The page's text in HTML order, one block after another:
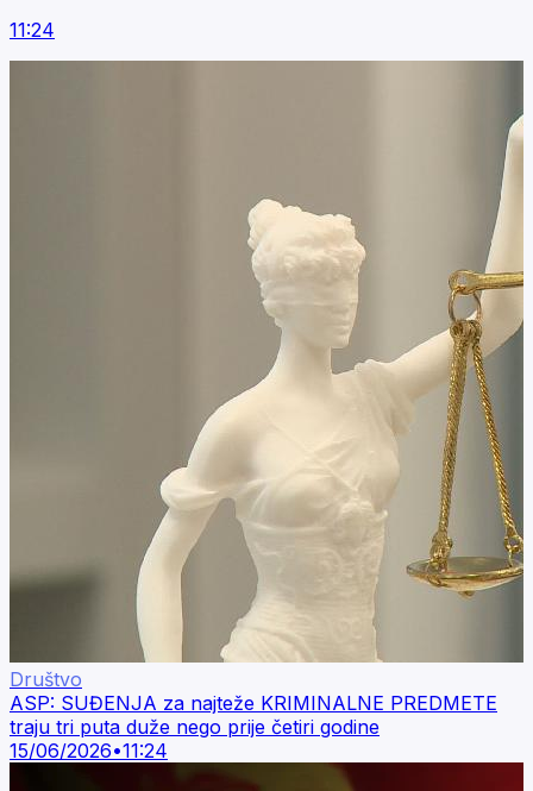
11:24
Društvo
ASP: SUĐENJA za najteže KRIMINALNE PREDMETE
traju tri puta duže nego prije četiri godine
15/06/2026•11:24